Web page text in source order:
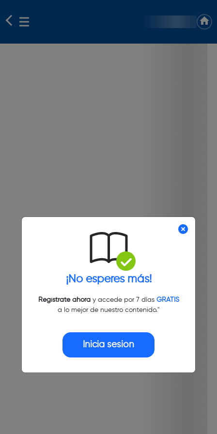
¡No esperes más!
Regístrate ahoray accede por 7 días GRATIS
a lo mejor de nuestro contenido."
Inicia sesión